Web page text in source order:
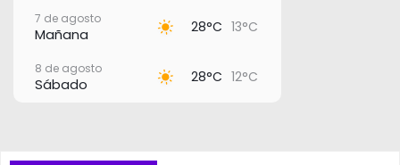
7 de agosto
Mañana 28°C 13°C
8 de agosto
Sábado 28°C 12°C